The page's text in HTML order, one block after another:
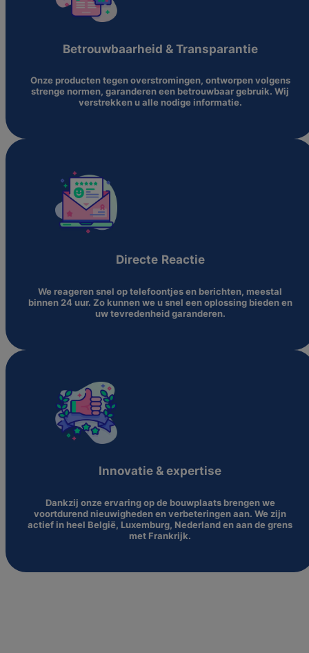
Betrouwbaarheid & Transparantie
Onze producten tegen overstromingen, ontworpen volgens
strenge normen, garanderen een betrouwbaar gebruik. Wij
verstrekken u alle nodige informatie.
Directe Reactie
We reageren snel op telefoontjes en berichten, meestal
binnen 24 uur. Zo kunnen we u snel een oplossing bieden en
uw tevredenheid garanderen.
Innovatie & expertise
Dankzij onze ervaring op de bouwplaats brengen we
voortdurend nieuwigheden en verbeteringen aan. We zijn
actief in heel België, Luxemburg, Nederland en aan de grens
met Frankrijk.